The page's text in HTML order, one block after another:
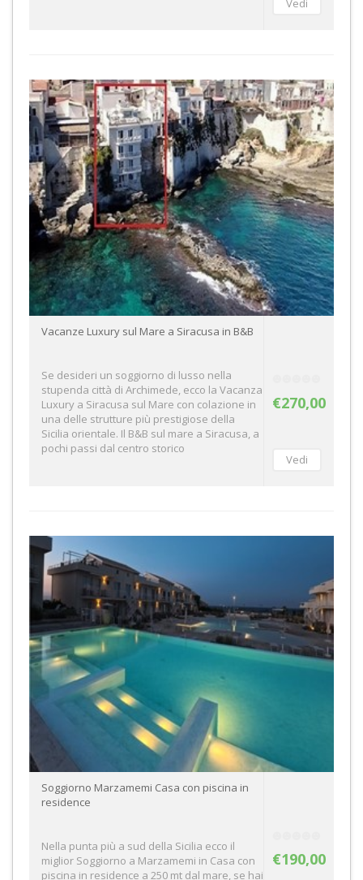
€270,00
Vacanze Luxury sul Mare a Siracusa in B&B
Se desideri un soggiorno di lusso nella
stupenda città di Archimede, ecco la Vacanza
Luxury a Siracusa sul Mare con colazione in
una delle strutture più prestigiose della
Sicilia orientale. Il B&B sul mare a Siracusa, a
pochi passi dal centro storico
€190,00
Soggiorno Marzamemi Casa con piscina in
residence
Nella punta più a sud della Sicilia ecco il
miglior Soggiorno a Marzamemi in Casa con
piscina in residence a 250 mt dal mare, se hai